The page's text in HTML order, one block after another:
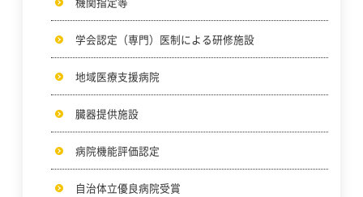
学会認定（専門）医制による研修施設
地域医療支援病院
臓器提供施設
病院機能評価認定
自治体立優良病院受賞